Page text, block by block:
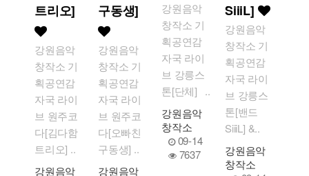
트리오]
강원음악
창작소 기
획공연감
자국 라이
브 원주코
다[김다함
트리오] ..
강원음악
구동생]
강원음악
창작소 기
획공연감
자국 라이
브 원주코
다[오빠친
구동생] ..
강원음악
강원음악
창작소 기
획공연감
자국 라이
브 강릉스
톤[단체] ..
강원음악
창작소
09-14
7637
SiiiL]
강원음악
창작소 기
획공연감
자국 라이
브 강릉스
톤[밴드
SiiiL] &..
강원음악
창작소